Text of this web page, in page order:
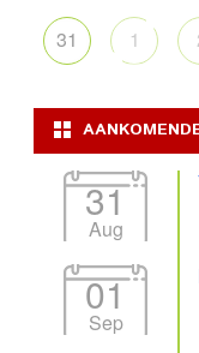
31 1
31
Aug
01
Sep